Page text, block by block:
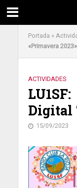
Portada »
«Primavera 2023»
ACTIVIDADES
Digital
15/09/2023